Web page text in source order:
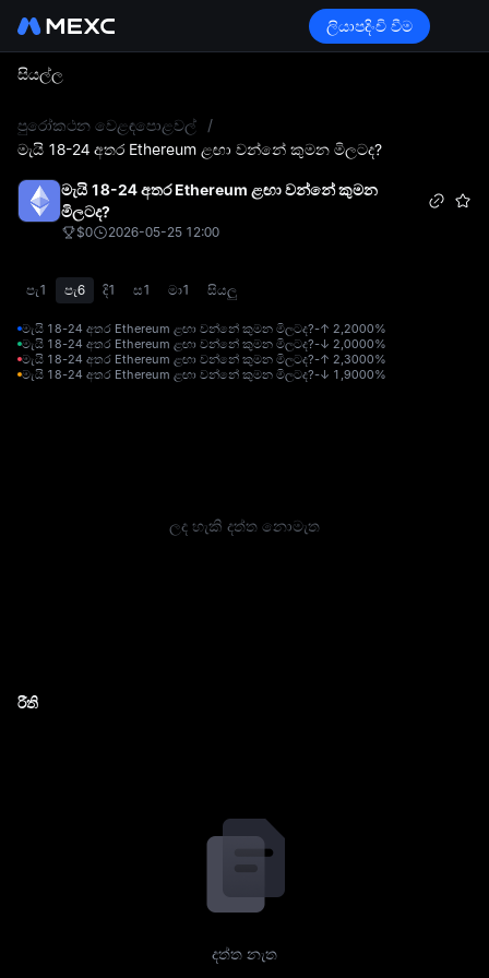
ලියාපදිංචි වීම
සියල්ල
පුරෝකථන වෙළඳපොළවල්
/
මැයි 18-24 අතර Ethereum ළඟා වන්නේ කුමන මිලටද?
මැයි 18-24 අතර Ethereum ළඟා වන්නේ කුමන
මිලටද?
$0 2026-05-25 12:00
පැ1 පැ6 දි1 ස1 මා1 සියලු
මැයි 18-24 අතර Ethereum ළඟා වන්නේ කුමන මිලටද?-↑ 2,2000%
මැයි 18-24 අතර Ethereum ළඟා වන්නේ කුමන මිලටද?-↓ 2,0000%
මැයි 18-24 අතර Ethereum ළඟා වන්නේ කුමන මිලටද?-↑ 2,3000%
මැයි 18-24 අතර Ethereum ළඟා වන්නේ කුමන මිලටද?-↓ 1,9000%
ලද හැකි දත්ත නොමැත
රීති
දත්ත නැත